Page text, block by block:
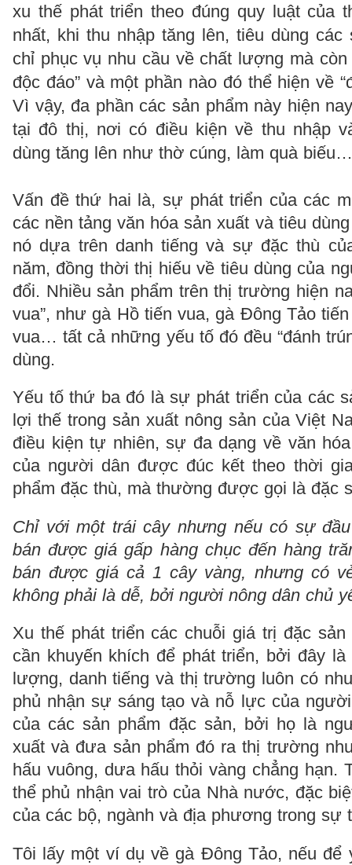
xu thế phát triển theo đúng quy luật của
nhất, khi thu nhập tăng lên, tiêu dùng các
chỉ phục vụ nhu cầu về chất lượng mà
độc đáo” và một phần nào đó thể hiện về
Vì vậy, đa phần các sản phẩm này hiện
tại đô thị, nơi có điều kiện về thu nhập
dùng tăng lên như thờ cúng, làm quà biếu…
Vấn đề thứ hai là, sự phát triển của các
các nền tảng văn hóa sản xuất và tiêu
nó dựa trên danh tiếng và sự đặc thù
năm, đồng thời thị hiếu về tiêu dùng của
đổi. Nhiều sản phẩm trên thị trường hiện
vua”, như gà Hồ tiến vua, gà Đông Tảo
vua… tất cả những yếu tố đó đều “đánh
dùng.
Yếu tố thứ ba đó là sự phát triển của các
lợi thế trong sản xuất nông sản của Việt
điều kiện tự nhiên, sự đa dạng về văn
của người dân được đúc kết theo thời
phẩm đặc thù, mà thường được gọi là đặc
Chỉ với một trái cây nhưng nếu có sự
bán được giá gấp hàng chục đến hàng
bán được giá cả 1 cây vàng, nhưng có
không phải là dễ, bởi người nông dân chủ
Xu thế phát triển các chuỗi giá trị đặc
cần khuyến khích để phát triển, bởi đây
lượng, danh tiếng và thị trường luôn có
phủ nhận sự sáng tạo và nỗ lực của
của các sản phẩm đặc sản, bởi họ là
xuất và đưa sản phẩm đó ra thị trường
hấu vuông, dưa hấu thỏi vàng chẳng hạn.
thể phủ nhận vai trò của Nhà nước, đặc
của các bộ, ngành và địa phương trong sự
Tôi lấy một ví dụ về gà Đông Tảo, nếu